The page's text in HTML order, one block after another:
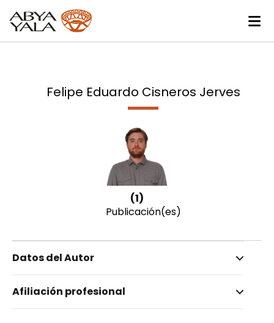
Felipe Eduardo Cisneros Jerves
(1)
Publicación(es)
Datos del Autor
Cisneros Jerves, Felipe Eduardo
Afiliación profesional